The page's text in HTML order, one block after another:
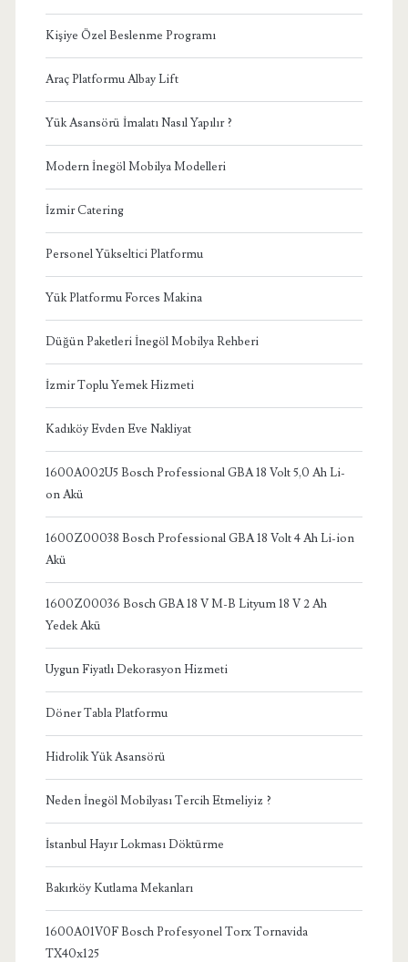
Kişiye Özel Beslenme Programı
Araç Platformu Albay Lift
Yük Asansörü İmalatı Nasıl Yapılır ?
Modern İnegöl Mobilya Modelleri
İzmir Catering
Personel Yükseltici Platformu
Yük Platformu Forces Makina
Düğün Paketleri İnegöl Mobilya Rehberi
İzmir Toplu Yemek Hizmeti
Kadıköy Evden Eve Nakliyat
1600A002U5 Bosch Professional GBA 18 Volt 5,0 Ah Li-
on Akü
1600Z00038 Bosch Professional GBA 18 Volt 4 Ah Li-ion
Akü
1600Z00036 Bosch GBA 18 V M-B Lityum 18 V 2 Ah
Yedek Akü
Uygun Fiyatlı Dekorasyon Hizmeti
Döner Tabla Platformu
Hidrolik Yük Asansörü
Neden İnegöl Mobilyası Tercih Etmeliyiz ?
İstanbul Hayır Lokması Döktürme
Bakırköy Kutlama Mekanları
1600A01V0F Bosch Profesyonel Torx Tornavida
TX40x125